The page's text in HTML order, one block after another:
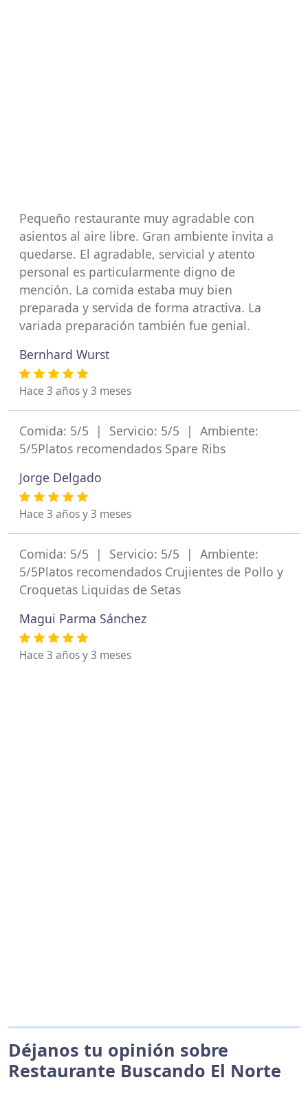
Pequeño restaurante muy agradable con
asientos al aire libre. Gran ambiente invita a
quedarse. El agradable, servicial y atento
personal es particularmente digno de
mención. La comida estaba muy bien
preparada y servida de forma atractiva. La
variada preparación también fue genial.
Bernhard Wurst
Hace 3 años y 3 meses
Comida: 5/5 | Servicio: 5/5 | Ambiente:
5/5Platos recomendados Spare Ribs
Jorge Delgado
Hace 3 años y 3 meses
Comida: 5/5 | Servicio: 5/5 | Ambiente:
5/5Platos recomendados Crujientes de Pollo y
Croquetas Liquidas de Setas
Magui Parma Sánchez
Hace 3 años y 3 meses
Déjanos tu opinión sobre
Restaurante Buscando El Norte